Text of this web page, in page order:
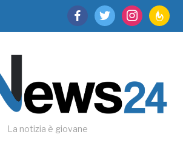
facebooktwitter instagram
La notizia è giovane